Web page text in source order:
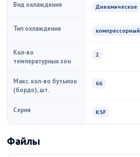
Вид охлаждения Динамическое
Тип охлаждения компрессорный
Кол-во
температурных зон
2
Макс. кол-во бутылок
(бордо), шт.
66
Серия KSF
Файлы